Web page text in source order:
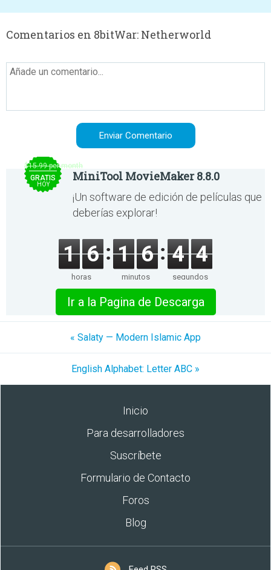
Comentarios en 8bitWar: Netherworld
$15.99 per month
GRATIS
HOY
MiniTool MovieMaker 8.8.0
¡Un software de edición de películas que
deberías explorar!
1 6
horas
1 6
minutos
4 4
segundos
Ir a la Pagina de Descarga
« Salaty — Modern Islamic App
English Alphabet: Letter ABC »
Inicio
Para desarrolladores
Suscríbete
Formulario de Contacto
Foros
Blog